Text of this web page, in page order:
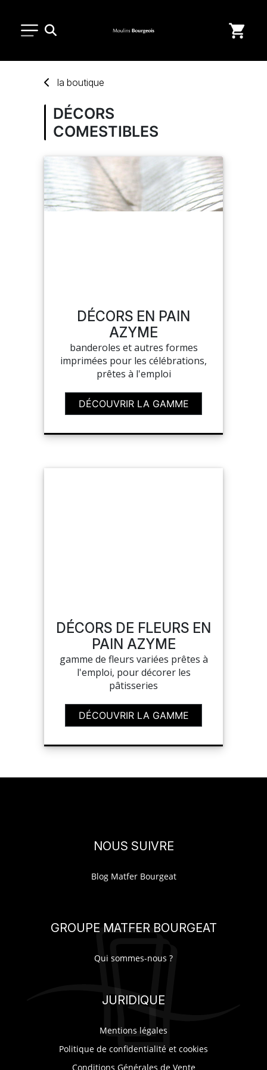
USAGE UNIQUE
DISTRIBUTION DE REPAS
MARQUES
NOUVEAUTÉS
MA COMMANDE
la boutique
DÉCORS
COMESTIBLES
DÉCORS EN PAIN
AZYME
banderoles et autres formes
imprimées pour les célébrations,
prêtes à l'emploi
DÉCOUVRIR LA GAMME
DÉCORS DE FLEURS EN
PAIN AZYME
gamme de fleurs variées prêtes à
l'emploi, pour décorer les
pâtisseries
DÉCOUVRIR LA GAMME
NOUS SUIVRE
Blog Matfer Bourgeat
GROUPE MATFER BOURGEAT
Qui sommes-nous ?
JURIDIQUE
Mentions légales
Politique de confidentialité et cookies
Conditions Générales de Vente